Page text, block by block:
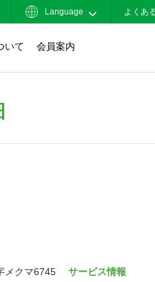
Language よくあ
いて 会員案内
メクマ6745
サービス情報